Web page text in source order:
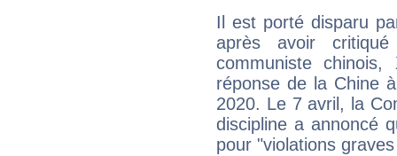
Il est porté disparu
après avoir
communiste
réponse de la Chine
2020. Le 7 avril, la
discipline a annoncé
pour "violations